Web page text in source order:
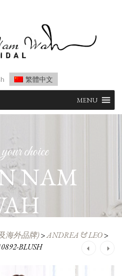
繁體中文
content
MENU
choice
NAM
海外品牌)>ANDREA & LEO>
BLUSH
navigation